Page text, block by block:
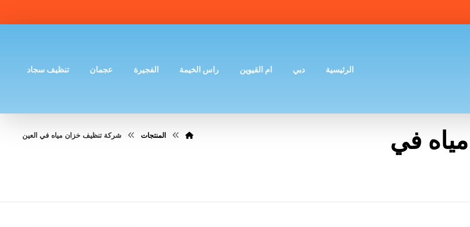
الرئيسية دبي ام القيوين راس الخيمة الفجيرة عجمان تنظيف سجاد
في
المنتجات شركة تنظيف خزان مياه في العين